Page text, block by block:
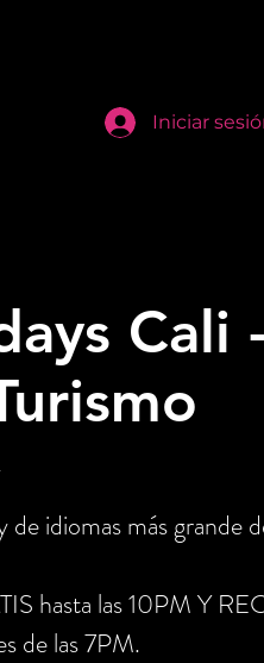
Iniciar
Cali
idiomas más grande
hasta las 10PM Y
de las 7PM.